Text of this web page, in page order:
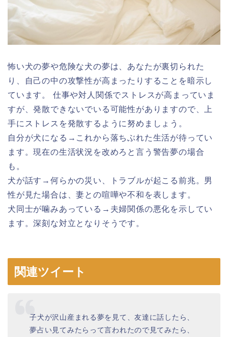
怖い犬の夢や危険な犬の夢は、あなたが裏切られた
り、自己の中の攻撃性が高まったりすることを暗示し
ています。 仕事や対人関係でストレスが高まっていま
すが、発散できないでいる可能性がありますので、上
手にストレスを発散するように努めましょう。
自分が犬になる→これから落ちぶれた生活が待ってい
ます。現在の生活状況を改めろと言う警告夢の場合
も。
犬が話す→何らかの災い、トラブルが起こる前兆。男
性が見た場合は、妻との喧嘩や不和を表します。
犬同士が噛みあっている→夫婦関係の悪化を示してい
ます。深刻な対立となりそうです。
関連ツイート
子犬が沢山産まれる夢を見て、友達に話したら、
夢占い見てみたらって言われたので見てみたら、